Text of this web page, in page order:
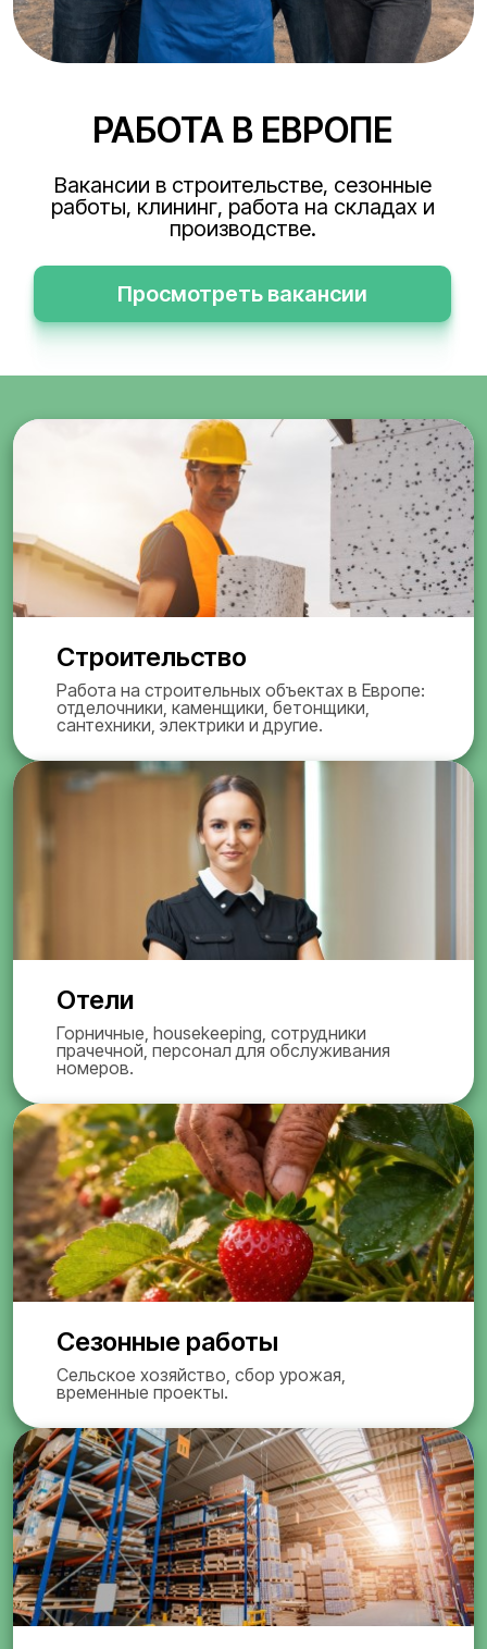
РАБОТА В ЕВРОПЕ
Вакансии в строительстве, сезонные
работы, клининг, работа на складах и
производстве.
Просмотреть вакансии
Строительство
Работа на строительных объектах в Европе:
отделочники, каменщики, бетонщики,
сантехники, электрики и другие.
Отели
Горничные, housekeeping, сотрудники
прачечной, персонал для обслуживания
номеров.
Сезонные работы
Сельское хозяйство, сбор урожая,
временные проекты.